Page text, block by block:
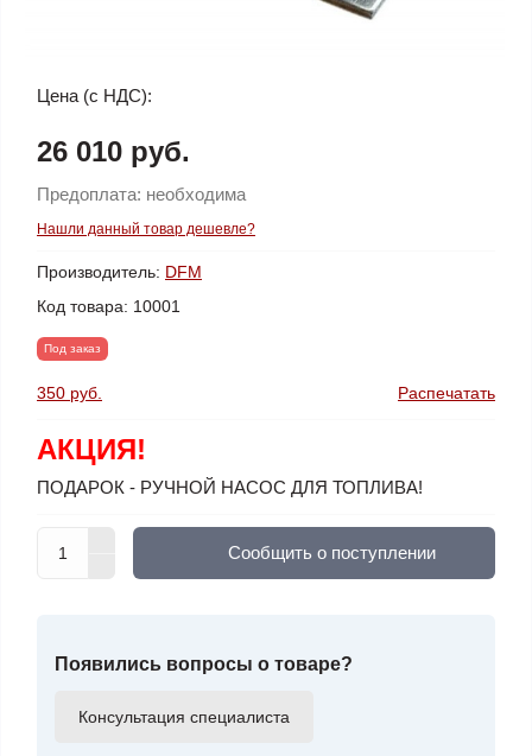
Производитель: DFM
Код товара: 10001
Под заказ
350 руб. Распечатать
Цена (с НДС):
26 010 руб.
Предоплата: необходима
Нашли данный товар дешевле?
АКЦИЯ!
ПОДАРОК - РУЧНОЙ НАСОС ДЛЯ ТОПЛИВА!
Cообщить о поступлении
Появились вопросы о товаре?
Консультация специалиста